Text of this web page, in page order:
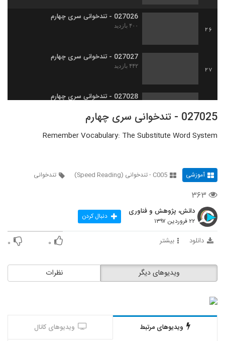
26
027026 - تندخوانی سری چهارم
۴۰۰ بازدید
27
027027 - تندخوانی سری چهارم
۴۴۲ بازدید
027028 - تندخوانی سری چهارم
027029 - تندخوانی سری چهارم
027030 - تندخوانی سری چهارم
31
027031 - تندخوانی سری چهارم
۳۷۴ بازدید
027025 - تندخوانی سری چهارم
Remember Vocabulary: The Substitute Word System
آموزشی C005 - تندخوانی (Speed Reading) تندخوانی
۳۶۳
دانش، پژوهش و فناوری
۲۲ فروردین ۱۳۹۷ دنبال کردن
دانلود بیشتر ۰ ۰
نظرات ویدیوهای دیگر
ویدیوهای مرتبط ویدیوهای کانال